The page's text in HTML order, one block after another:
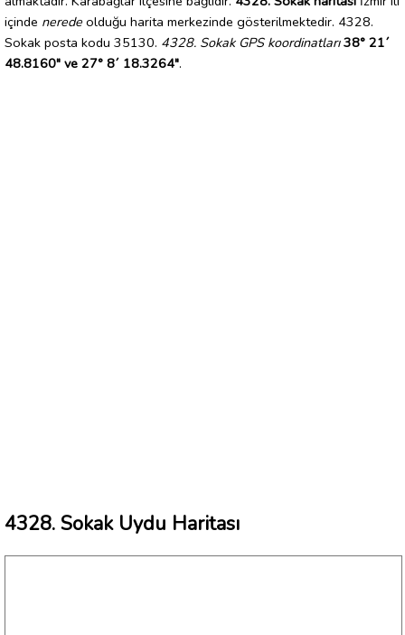
içinde nerede olduğu harita merkezinde gösterilmektedir. 4328.
Sokak posta kodu 35130. 4328. Sokak GPS koordinatları 38° 21´
48.8160" ve 27° 8´ 18.3264".
4328. Sokak Uydu Haritası